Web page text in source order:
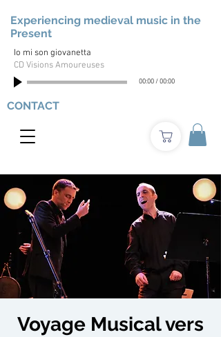
Experiencing medieval music in the
Present
Io mi son giovanetta
CD Visions Amoureuses
00:00/00:00
CONTACT
Voyage Musical vers